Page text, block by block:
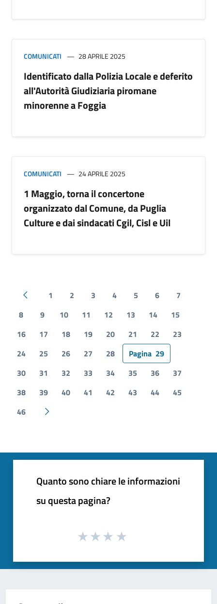
COMUNICATI 28 APRILE 2025
Identificato dalla Polizia Locale e deferito
all'Autorità Giudiziaria piromane
minorenne a Foggia
COMUNICATI 24 APRILE 2025
1 Maggio, torna il concertone
organizzato dal Comune, da Puglia
Culture e dai sindacati Cgil, Cisl e Uil
Pagina precedente
1 2 3 4 5 6
7
8
9 10 11 12 13 14
15
16
17 18 19 20 21 22
23
24
25 26 27 28 Pagina 29
30
31 32 33 34 35 36
37
38
39 40 41 42 43 44
45
46
Pagina successiva
Quanto sono chiare le informazioni
su questa pagina?